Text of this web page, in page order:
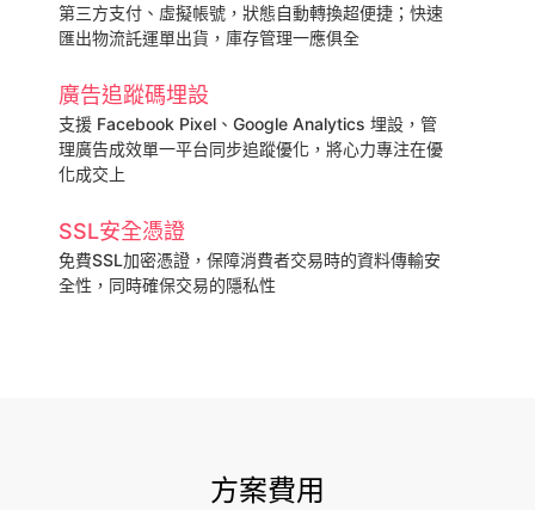
第三方支付、虛擬帳號，狀態自動轉換超便捷；快速
匯出物流託運單出貨，庫存管理一應俱全
廣告追蹤碼埋設
支援 Facebook Pixel、Google Analytics 埋設，管
理廣告成效單一平台同步追蹤優化，將心力專注在優
化成交上
SSL安全憑證
免費SSL加密憑證，保障消費者交易時的資料傳輸安
全性，同時確保交易的隱私性
方案費用